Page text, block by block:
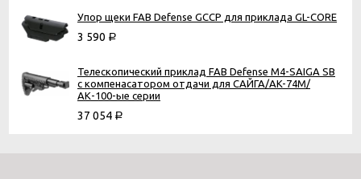
Упор щеки FAB Defense GCCP для приклада GL-CORE
3 590 Р
Телескопический приклад FAB Defense M4-SAIGA SB
с компенасатором отдачи для САЙГА/AK-74M/
АК-100-ые серии
37 054 Р